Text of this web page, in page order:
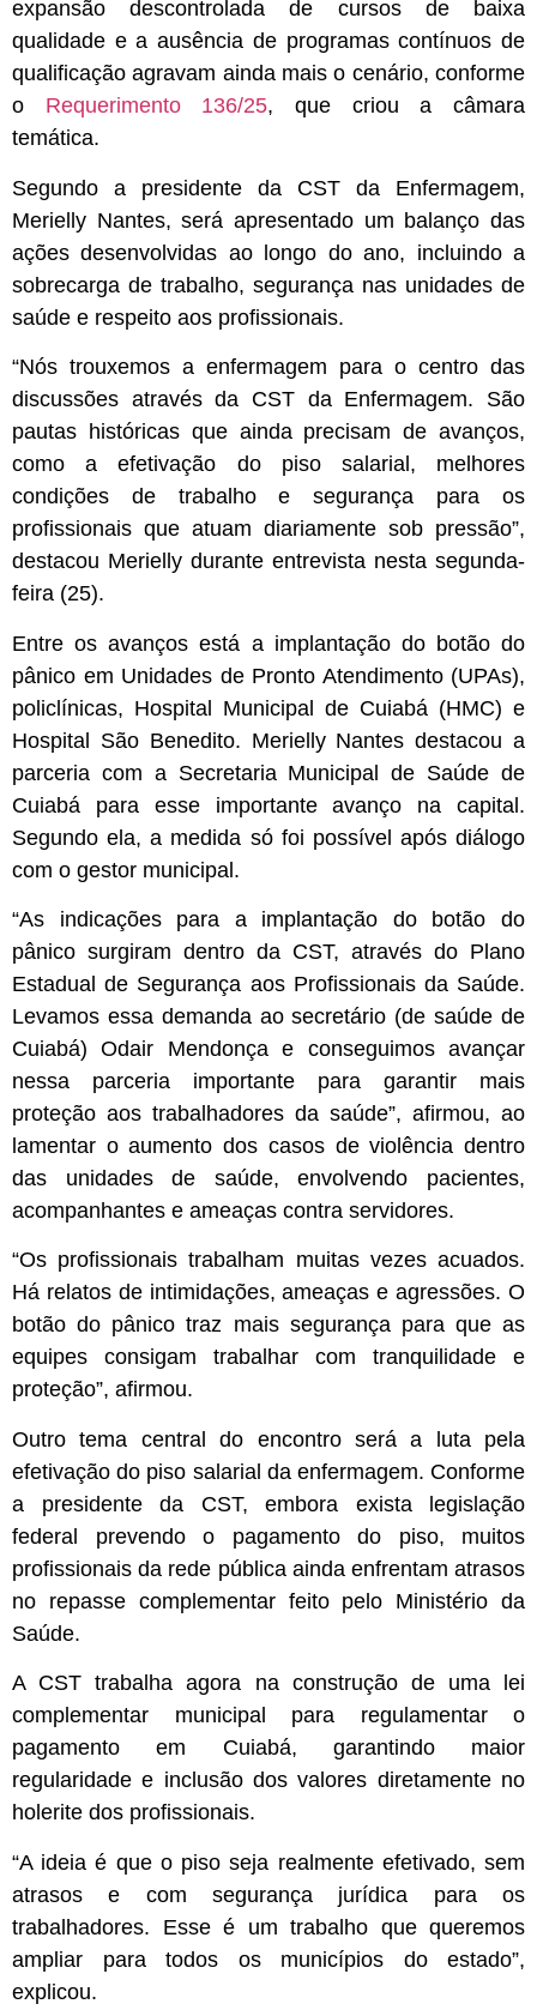
expansão descontrolada de cursos de baixa
qualidade e a ausência de programas contínuos de
qualificação agravam ainda mais o cenário, conforme
o Requerimento 136/25, que criou a câmara
temática.
Segundo a presidente da CST da Enfermagem,
Merielly Nantes, será apresentado um balanço das
ações desenvolvidas ao longo do ano, incluindo a
sobrecarga de trabalho, segurança nas unidades de
saúde e respeito aos profissionais.
“Nós trouxemos a enfermagem para o centro das
discussões através da CST da Enfermagem. São
pautas históricas que ainda precisam de avanços,
como a efetivação do piso salarial, melhores
condições de trabalho e segurança para os
profissionais que atuam diariamente sob pressão”,
destacou Merielly durante entrevista nesta segunda-
feira (25).
Entre os avanços está a implantação do botão do
pânico em Unidades de Pronto Atendimento (UPAs),
policlínicas, Hospital Municipal de Cuiabá (HMC) e
Hospital São Benedito. Merielly Nantes destacou a
parceria com a Secretaria Municipal de Saúde de
Cuiabá para esse importante avanço na capital.
Segundo ela, a medida só foi possível após diálogo
com o gestor municipal.
“As indicações para a implantação do botão do
pânico surgiram dentro da CST, através do Plano
Estadual de Segurança aos Profissionais da Saúde.
Levamos essa demanda ao secretário (de saúde de
Cuiabá) Odair Mendonça e conseguimos avançar
nessa parceria importante para garantir mais
proteção aos trabalhadores da saúde”, afirmou, ao
lamentar o aumento dos casos de violência dentro
das unidades de saúde, envolvendo pacientes,
acompanhantes e ameaças contra servidores.
“Os profissionais trabalham muitas vezes acuados.
Há relatos de intimidações, ameaças e agressões. O
botão do pânico traz mais segurança para que as
equipes consigam trabalhar com tranquilidade e
proteção”, afirmou.
Outro tema central do encontro será a luta pela
efetivação do piso salarial da enfermagem. Conforme
a presidente da CST, embora exista legislação
federal prevendo o pagamento do piso, muitos
profissionais da rede pública ainda enfrentam atrasos
no repasse complementar feito pelo Ministério da
Saúde.
A CST trabalha agora na construção de uma lei
complementar municipal para regulamentar o
pagamento em Cuiabá, garantindo maior
regularidade e inclusão dos valores diretamente no
holerite dos profissionais.
“A ideia é que o piso seja realmente efetivado, sem
atrasos e com segurança jurídica para os
trabalhadores. Esse é um trabalho que queremos
ampliar para todos os municípios do estado”,
explicou.